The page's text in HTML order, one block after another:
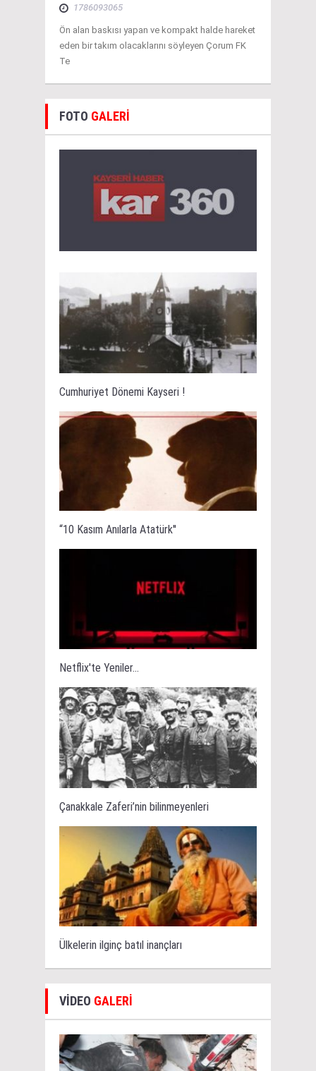
1786093065
Ön alan baskısı yapan ve kompakt halde hareket
eden bir takım olacaklarını söyleyen Çorum FK
Te
FOTO GALERİ
Cumhuriyet Dönemi Kayseri !
“10 Kasım Anılarla Atatürk''
Netflix'te Yeniler...
Çanakkale Zaferi’nin bilinmeyenleri
Ülkelerin ilginç batıl inançları
VİDEO GALERİ